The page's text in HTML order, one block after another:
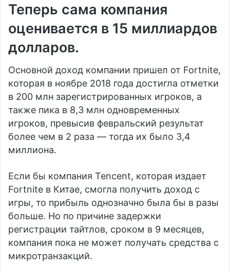
Теперь сама компания
оценивается в 15 миллиардов
долларов.
Основной доход компании пришел от Fortnite,
которая в ноябре 2018 года достигла отметки
в 200 млн зарегистрированных игроков, а
также пика в 8,3 млн одновременных
игроков, превысив февральский результат
более чем в 2 раза — тогда их было 3,4
миллиона.
Если бы компания Tencent, которая издает
Fortnite в Китае, смогла получить доход с
игры, то прибыль однозначно была бы в разы
больше. Но по причине задержки
регистрации тайтлов, сроком в 9 месяцев,
компания пока не может получать средства с
микротранзакций.